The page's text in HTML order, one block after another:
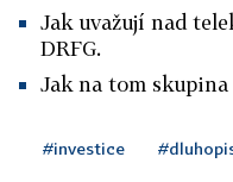
Jak uvažují nad
DRFG.
Jak na tom skupina
#investice